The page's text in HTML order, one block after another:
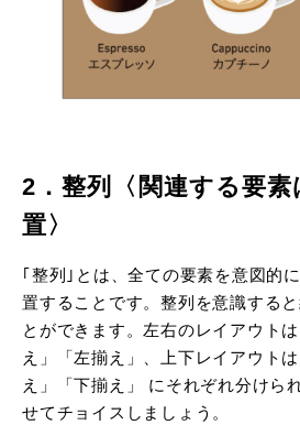
2．整列〈関連する要
置〉
｢整列｣とは、全ての要素を意図的
置することです。整列を意識する
とができます。左右のレイアウト
え」「左揃え」、上下レイアウト
え」「下揃え」 にそれぞれ分けら
せてチョイスしましょう。